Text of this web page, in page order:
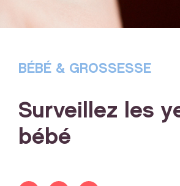
BÉBÉ & GROSSESSE
Surveillez les
bébé